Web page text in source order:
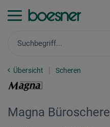
Übersicht Scheren
Magna Büroschere